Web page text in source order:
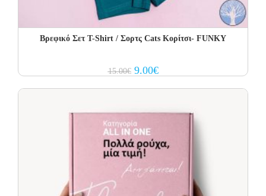
Βρεφικό Σετ Τ-Shirt / Σορτς Cats Κορίτσι- FUNKY
15.00€ Original
price
9.00€Current
price